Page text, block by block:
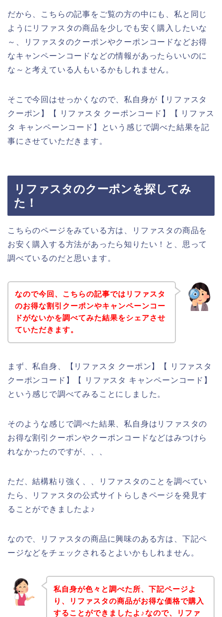
だから、こちらの記事をご覧の方の中にも、私と同じ
ようにリファスタの商品を少しでも安く購入したいな
～、リファスタのクーポンやクーポンコードなどお得
なキャンペーンコードなどの情報があったらいいのに
な～と考えている人もいるかもしれません。
そこで今回はせっかくなので、私自身が【リファスタ
クーポン】【 リファスタ クーポンコード】【 リファス
タ キャンペーンコード】という感じで調べた結果を記
事にさせていただきます。
リファスタのクーポンを探してみ
た！
こちらのページをみている方は、リファスタの商品を
お安く購入する方法があったら知りたい！と、思って
調べているのだと思います。
なので今回、こちらの記事ではリファスタ
のお得な割引クーポンやキャンペーンコー
ドがないかを調べてみた結果をシェアさせ
ていただきます。
まず、私自身、【リファスタ クーポン】【 リファスタ
クーポンコード】【 リファスタ キャンペーンコード】
という感じで調べてみることにしました。
そのような感じで調べた結果、私自身はリファスタの
お得な割引クーポンやクーポンコードなどはみつけら
れなかったのですが、、、
ただ、結構粘り強く、、リファスタのことを調べてい
たら、リファスタの公式サイトらしきページを発見す
ることができましたよ♪
なので、リファスタの商品に興味のある方は、下記ペ
ージなどをチェックされるとよいかもしれません。
私自身が色々と調べた所、下記ページよ
り、リファスタの商品がお得な価格で購入
することができましたよ♪なので、リファ